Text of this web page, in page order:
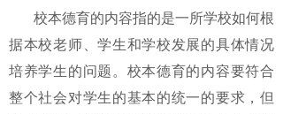
校本德育的内容指的是一所学校如何根
据本校老师、学生和学校发展的具体情况
培养学生的问题。校本德育的内容要符合
整个社会对学生的基本的统一的要求，但